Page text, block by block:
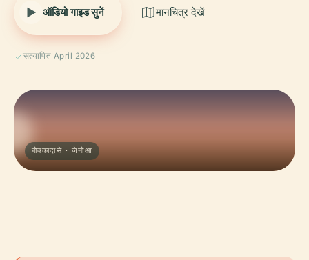
ऑडियो गाइड सुनें मानचित्र देखें
सत्यापित April 2026
बोक्कादासे · जेनोआ